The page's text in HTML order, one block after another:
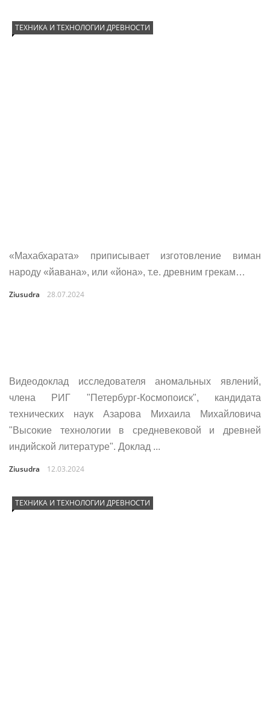
ТЕХНИКА И ТЕХНОЛОГИИ ДРЕВНОСТИ
«Махабхарата» приписывает изготовление виман
народу «йавана», или «йона», т.е. древним грекам…
Ziusudra 28.07.2024
Видеодоклад исследователя аномальных явлений,
члена РИГ "Петербург-Космопоиск", кандидата
технических наук Азарова Михаила Михайловича
"Высокие технологии в средневековой и древней
индийской литературе". Доклад ...
Ziusudra 12.03.2024
ТЕХНИКА И ТЕХНОЛОГИИ ДРЕВНОСТИ